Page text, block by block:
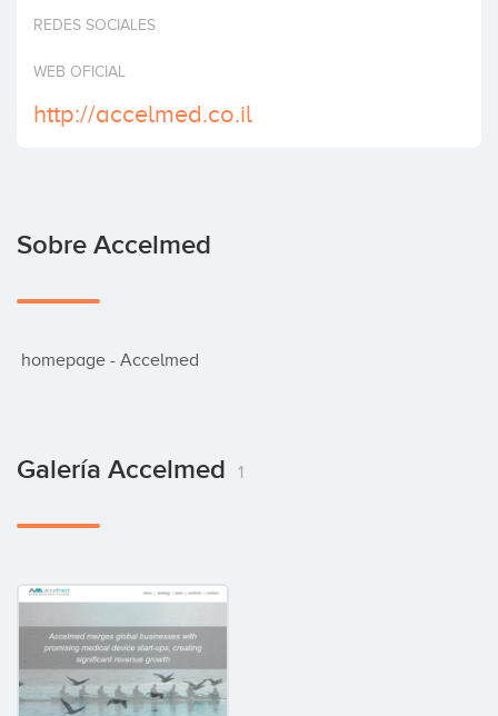
Invertir
REDES SOCIALES
WEB OFICIAL
http://accelmed.co.il
Sobre Accelmed
homepage - Accelmed
Galería Accelmed 1